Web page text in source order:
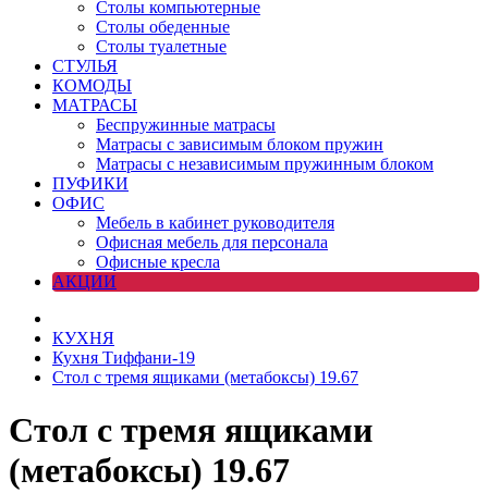
Столы компьютерные
Столы обеденные
Столы туалетные
СТУЛЬЯ
КОМОДЫ
МАТРАСЫ
Беспружинные матрасы
Матрасы с зависимым блоком пружин
Матрасы с независимым пружинным блоком
ПУФИКИ
ОФИС
Мебель в кабинет руководителя
Офисная мебель для персонала
Офисные кресла
АКЦИИ
КУХНЯ
Кухня Тиффани-19
Стол с тремя ящиками (метабоксы) 19.67
Стол с тремя ящиками
(метабоксы) 19.67